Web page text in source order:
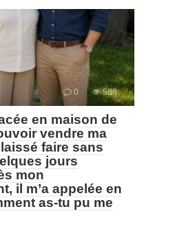
0 588
en maison de
vendre ma
faire sans
jours
mon
il m’a appelée en
as-tu pu me